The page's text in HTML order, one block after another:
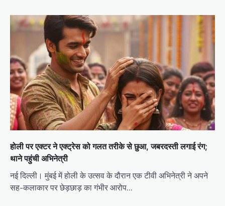
होली पर एक्टर ने एक्ट्रेस को गलत तरीके से छुआ, जबरदस्ती लगाई रंग;
थाने पहुंची अभिनेत्री
नई दिल्ली। मुंबई में होली के उत्सव के दौरान एक टीवी अभिनेत्री ने अपने
सह-कलाकार पर छेड़छाड़ का गंभीर आरोप…